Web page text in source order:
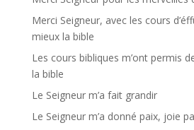
Merci Seigneur, avec les cours
mieux la bible
Les cours bibliques m’ont permis
la bible
Le Seigneur m’a fait grandir
Le Seigneur m’a donné paix, joie